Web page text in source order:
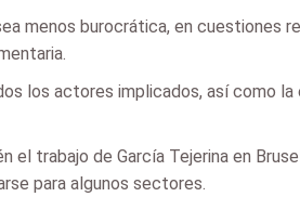
menos burocrática, en cuestiones
los actores implicados, así como la
trabajo de García Tejerina en
para algunos sectores.